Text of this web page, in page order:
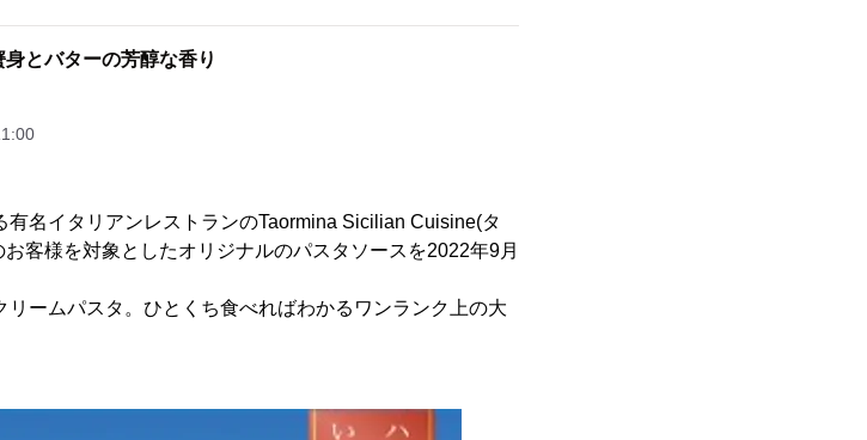
身とバターの芳醇な香り
名イタリアンレストランのTaormina Sicilian Cuisine(タ
客様を対象としたオリジナルのパスタソースを2022年9月
ームパスタ。ひとくち食べればわかるワンランク上の大